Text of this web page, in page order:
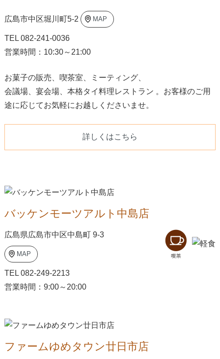
広島市中区堀川町5-2 MAP
TEL 082-241-0036
営業時間：10:30～21:00
お菓子の販売、喫茶室、ミーティング、
会議場、宴会場、本格タイ料理レストラン 。お客様のご用
途に応じてお気軽にお越しくださいませ。
詳しくはこちら
バッケンモーツアルト中島店
広島県広島市中区中島町 9-3
MAP
TEL 082-249-2213
営業時間：9:00～20:00
ファームゆめタウン廿日市店